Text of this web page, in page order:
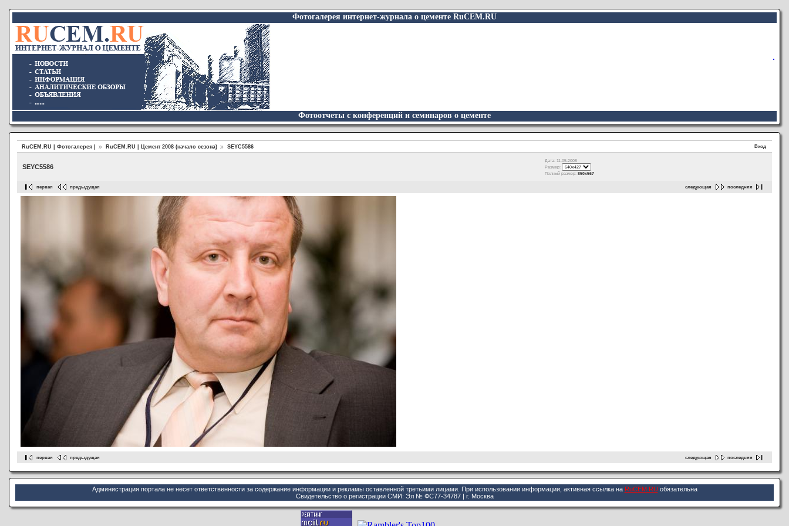
Фотогалерея интернет-журнала о цементе RuCEM.RU
Фотоотчеты с конференций и семинаров о цементе
Вход
RuCEM.RU | Фотогалерея | RuCEM.RU | Цемент 2008 (начало сезона) SEYC5586
SEYC5586
Дата: 11.05.2008
Размер:
Полный размер: 850x567
следующая последняя
первая предыдущая
следующая последняя
первая предыдущая
Администрация портала не несет ответственности за содержание информации и рекламы оставленной третьими лицами. При использовании информации, активная ссылка на RuCEM.RU обязательна
Cвидетельство о регистрации СМИ: Эл № ФС77-34787 | г. Москва